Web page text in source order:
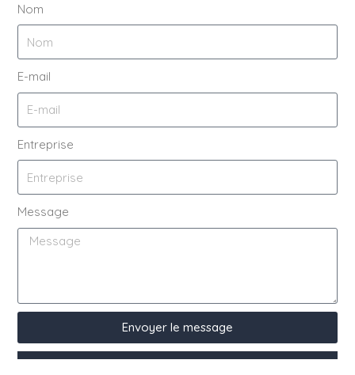
Nom
E-mail
Entreprise
Message
Envoyer le message